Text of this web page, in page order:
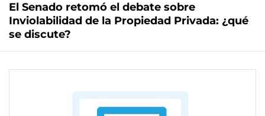
El Senado retomó el debate sobre
Inviolabilidad de la Propiedad Privada: ¿qué
se discute?